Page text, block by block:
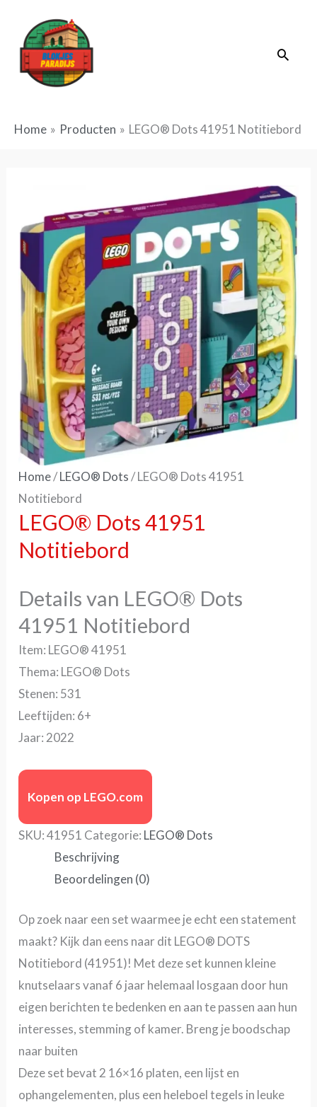
inhoud
Home Producten LEGO® Dots 41951 Notitiebord
Home/LEGO® Dots/ LEGO® Dots 41951
Notitiebord
LEGO® Dots 41951
Notitiebord
Details van LEGO® Dots
41951 Notitiebord
Item: LEGO® 41951
Thema: LEGO® Dots
Stenen: 531
Leeftijden: 6+
Jaar: 2022
Kopen op LEGO.com
SKU:41951 Categorie: LEGO® Dots
Beschrijving
Beoordelingen (0)
Op zoek naar een set waarmee je echt een statement
maakt? Kijk dan eens naar dit LEGO® DOTS
Notitiebord (41951)! Met deze set kunnen kleine
knutselaars vanaf 6 jaar helemaal losgaan door hun
eigen berichten te bedenken en aan te passen aan hun
interesses, stemming of kamer. Breng je boodschap
naar buiten
Deze set bevat 2 16×16 platen, een lijst en
ophangelementen, plus een heleboel tegels in leuke